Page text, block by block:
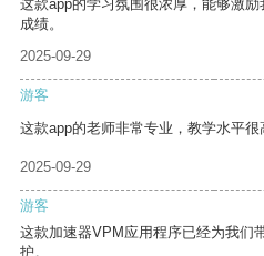
这款app的学习氛围很浓厚，能够激
成绩。
2025-09-29
游客
这款app的老师非常专业，教学水平很
2025-09-29
游客
这款加速器VPM应用程序已经为我们
护。